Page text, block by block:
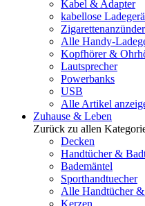
Kabel & Adapter
kabellose
Alle Handy-
Kopfhörer &
Lautsprecher
Powerbanks
USB
Alle Artikel
Zuhause & Leben
Zurück zu allen
Decken
Handtücher &
Bademäntel
Sporthandtuecher
Alle Handtücher
Kerzen